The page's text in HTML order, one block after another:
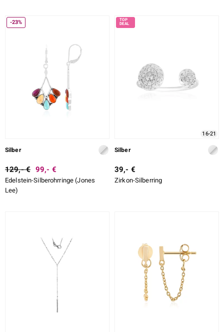
-23%
Silber
129,- € 99,- €
Edelstein-Silberohrringe (Jones
Lee)
16-21
Silber
39,- €
Zirkon-Silberring